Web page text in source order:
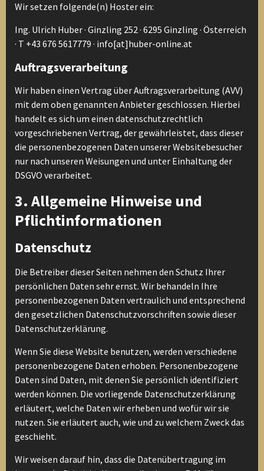
Wir setzen folgende(n) Hoster ein:
Ing. Ulrich Huber · Ginzling 252 · 6295 Ginzling · Österreich
· T +43 676 5617779 · info[at]huber-online.at
Auftragsverarbeitung
Wir haben einen Vertrag über Auftragsverarbeitung (AVV)
mit dem oben genannten Anbieter geschlossen. Hierbei
handelt es sich um einen datenschutzrechtlich
vorgeschriebenen Vertrag, der gewährleistet, dass dieser
die personenbezogenen Daten unserer Websitebesucher
nur nach unseren Weisungen und unter Einhaltung der
DSGVO verarbeitet.
3. Allgemeine Hinweise und
Pflichtinformationen
Datenschutz
Die Betreiber dieser Seiten nehmen den Schutz Ihrer
persönlichen Daten sehr ernst. Wir behandeln Ihre
personenbezogenen Daten vertraulich und entsprechend
den gesetzlichen Datenschutzvorschriften sowie dieser
Datenschutzerklärung.
Wenn Sie diese Website benutzen, werden verschiedene
personenbezogene Daten erhoben. Personenbezogene
Daten sind Daten, mit denen Sie persönlich identifiziert
werden können. Die vorliegende Datenschutzerklärung
erläutert, welche Daten wir erheben und wofür wir sie
nutzen. Sie erläutert auch, wie und zu welchem Zweck das
geschieht.
Wir weisen darauf hin, dass die Datenübertragung im